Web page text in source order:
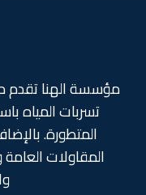
مؤسسة الهنا
تسربات المياه
المتطورة.
المقاولات